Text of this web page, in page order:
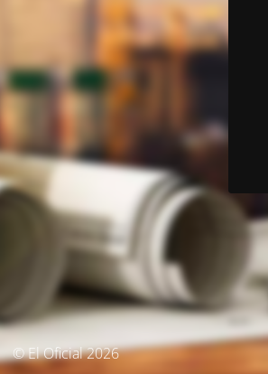
© El Oficial 2026